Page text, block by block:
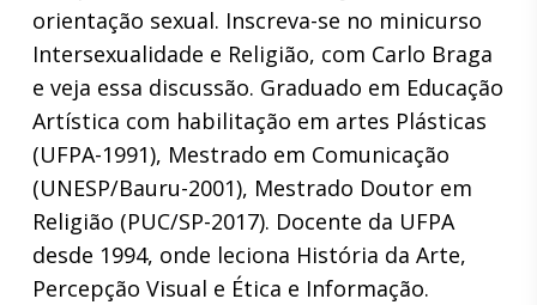
orientação sexual. Inscreva-se no minicurso
Intersexualidade e Religião, com Carlo Braga
e veja essa discussão. Graduado em Educação
Artística com habilitação em artes Plásticas
(UFPA-1991), Mestrado em Comunicação
(UNESP/Bauru-2001), Mestrado Doutor em
Religião (PUC/SP-2017). Docente da UFPA
desde 1994, onde leciona História da Arte,
Percepção Visual e Ética e Informação.